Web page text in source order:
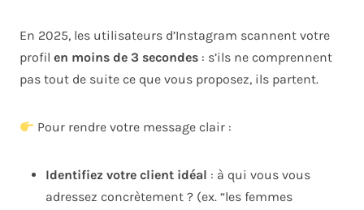
En 2025, les utilisateurs d’Instagram scannent votre
profil en moins de 3 secondes : s’ils ne comprennent
pas tout de suite ce que vous proposez, ils partent.
Pour rendre votre message clair :
Identifiez votre client idéal : à qui vous vous
adressez concrètement ? (ex. “les femmes